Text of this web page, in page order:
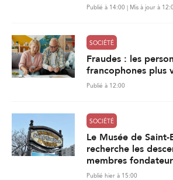
Publié à 14:00 | Mis à jour à
SOCIÉTÉ
Fraudes : les
francophones plus
Publié à 12:00
SOCIÉTÉ
Le Musée de
recherche les
membres
Publié hier à 15:00